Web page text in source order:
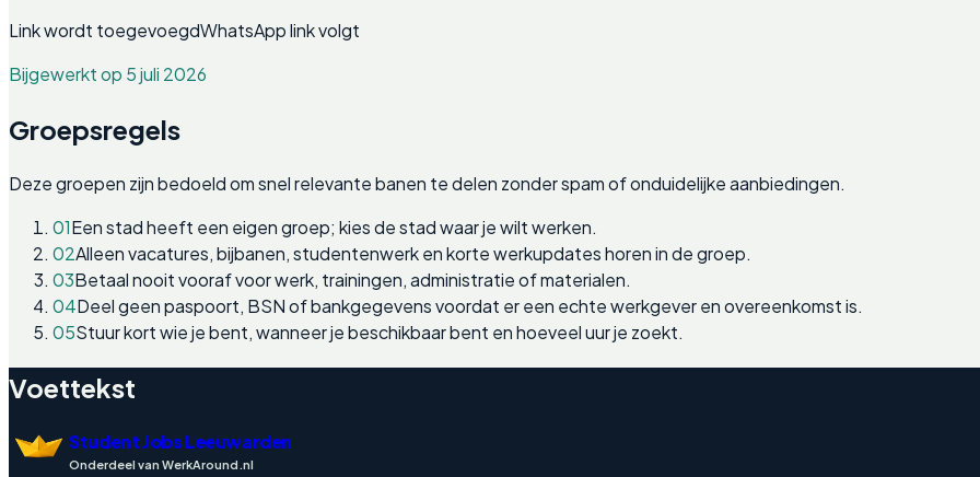
Link wordt toegevoegdWhatsApp link volgt
Bijgewerkt op 5 juli 2026
Groepsregels
Deze groepen zijn bedoeld om snel relevante banen te delen zonder spam of onduidelijke aanbiedingen.
01Een stad heeft een eigen groep; kies de stad waar je wilt werken.
02Alleen vacatures, bijbanen, studentenwerk en korte werkupdates horen in de groep.
03Betaal nooit vooraf voor werk, trainingen, administratie of materialen.
04Deel geen paspoort, BSN of bankgegevens voordat er een echte werkgever en overeenkomst is.
05Stuur kort wie je bent, wanneer je beschikbaar bent en hoeveel uur je zoekt.
Voettekst
Student Jobs Leeuwarden
Onderdeel van WerkAround.nl